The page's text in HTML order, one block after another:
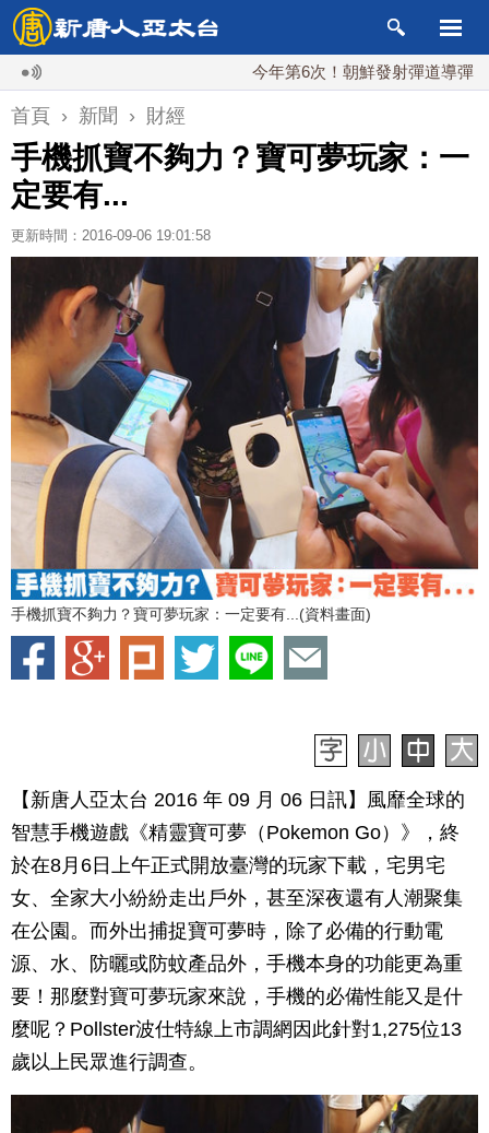
今年第6次！朝鮮發射彈道導彈 落日本
首頁 › 新聞 › 財經
手機抓寶不夠力？寶可夢玩家：一
定要有...
更新時間：2016-09-06 19:01:58
手機抓寶不夠力？寶可夢玩家：一定要有...(資料畫面)
【新唐人亞太台 2016 年 09 月 06 日訊】風靡全球的
智慧手機遊戲《精靈寶可夢（Pokemon Go）》，終
於在8月6日上午正式開放臺灣的玩家下載，宅男宅
女、全家大小紛紛走出戶外，甚至深夜還有人潮聚集
在公園。而外出捕捉寶可夢時，除了必備的行動電
源、水、防曬或防蚊產品外，手機本身的功能更為重
要！那麼對寶可夢玩家來說，手機的必備性能又是什
麼呢？Pollster波仕特線上市調網因此針對1,275位13
歲以上民眾進行調查。